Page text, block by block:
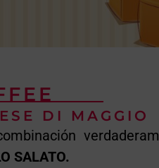
DI MAGGIO
SALATO.